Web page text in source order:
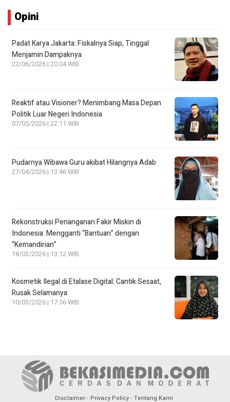
Opini
Padat Karya Jakarta: Fiskalnya Siap, Tinggal
Menjamin Dampaknya
22/06/2026 | 20:04 WIB
Reaktif atau Visioner? Menimbang Masa Depan
Politik Luar Negeri Indonesia
07/05/2026 | 22:11 WIB
Pudarnya Wibawa Guru akibat Hilangnya Adab
27/04/2026 | 13:46 WIB
Rekonstruksi Penanganan Fakir Miskin di
Indonesia: Mengganti “Bantuan” dengan
“Kemandirian”
18/03/2026 | 13:12 WIB
Kosmetik Ilegal di Etalase Digital: Cantik Sesaat,
Rusak Selamanya
10/03/2026 | 17:56 WIB
Disclaimer Privacy Policy Tentang Kami